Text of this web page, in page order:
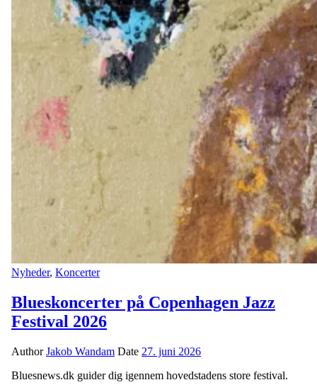
Nyheder, Koncerter
Blueskoncerter på Copenhagen Jazz
Festival 2026
AuthorJakob Wandam Date 27. juni 2026
Bluesnews.dk guider dig igennem hovedstadens store festival.